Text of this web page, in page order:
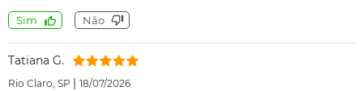
Sim Não
Tatiana G.
Rio Claro, SP | 18/07/2026